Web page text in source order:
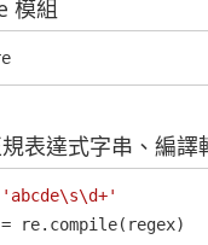
模組
表達式字串、編
'abcde\s\d+'
= re. compile( regex)